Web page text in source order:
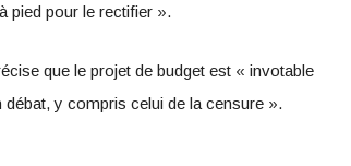
pied pour le rectifier ».
que le projet de budget est « invotable
y compris celui de la censure ».